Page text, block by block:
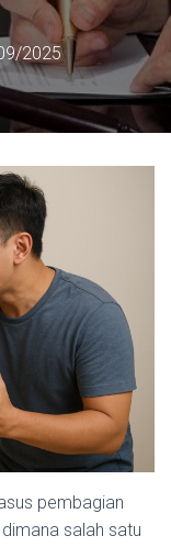
I
O
N
2025
pembagian
salah satu